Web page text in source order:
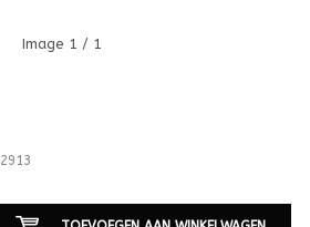
Image 1 / 1
2913